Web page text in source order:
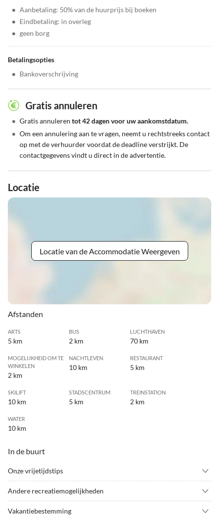
• Aanbetaling: 50% van de huurprijs bij boeken
• Eindbetaling: in overleg
• geen borg
Betalingsopties
• Bankoverschrijving
Gratis annuleren
• Gratis annuleren tot 42 dagen voor uw aankomstdatum.
• Om een annulering aan te vragen, neemt u rechtstreeks contact
op met de verhuurder voordat de deadline verstrijkt. De
contactgegevens vindt u direct in de advertentie.
Locatie
Locatie van de Accommodatie Weergeven
Afstanden
ARTS
5 km
BUS
2 km
LUCHTHAVEN
70 km
MOGELIJKHEID OM TE
WINKELEN
2 km
NACHTLEVEN
10 km
RESTAURANT
5 km
SKILIFT
10 km
STADSCENTRUM
5 km
TREINSTATION
2 km
WATER
10 km
In de buurt
Onze vrijetijdstips
• Ballonvaren
Andere recreatiemogelijkheden
Vakantiebestemming